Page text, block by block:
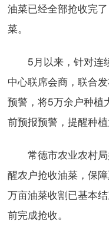
油菜已经全部抢收完
菜。
5月以来，针对连
中心联席会商，联合
预警，将5万余户种植
前预报预警，提醒种植
常德市农业农村局
醒农户抢收油菜，保
万亩油菜收割已基本
前完成抢收。